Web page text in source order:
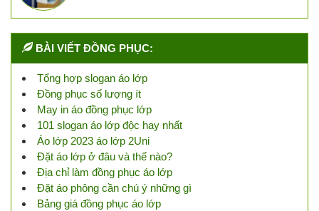
BÀI VIẾT ĐỒNG PHỤC:
Tổng hợp slogan áo lớp
Đồng phục số lượng ít
May in áo đồng phục lớp
101 slogan áo lớp độc hay nhất
Áo lớp 2023 áo lớp 2Uni
Đặt áo lớp ở đâu và thế nào?
Địa chỉ làm đồng phục áo lớp
Đặt áo phông cần chú ý những gì
Bảng giá đồng phục áo lớp